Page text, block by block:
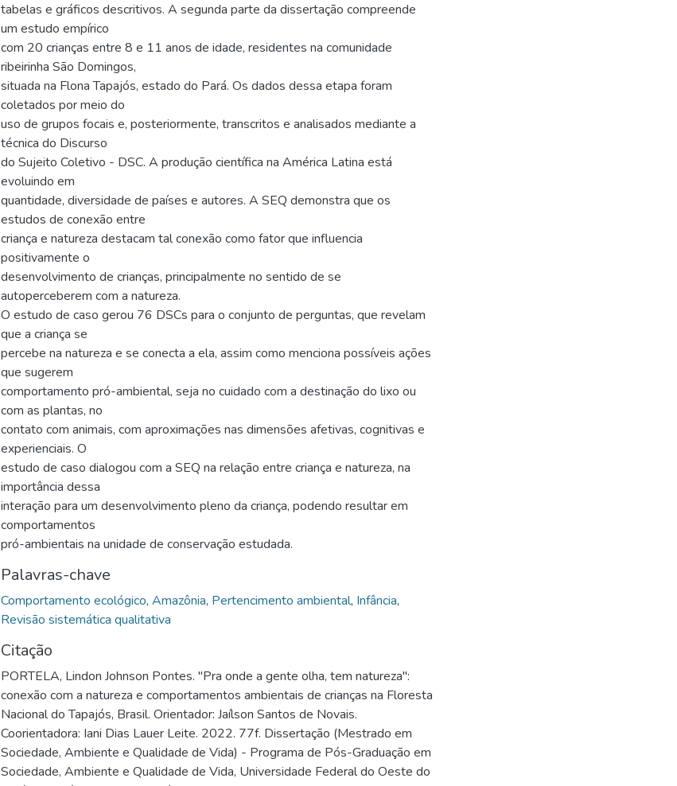
tabelas e gráficos descritivos. A segunda parte da dissertação compreende
um estudo empírico
com 20 crianças entre 8 e 11 anos de idade, residentes na comunidade
ribeirinha São Domingos,
situada na Flona Tapajós, estado do Pará. Os dados dessa etapa foram
coletados por meio do
uso de grupos focais e, posteriormente, transcritos e analisados mediante a
técnica do Discurso
do Sujeito Coletivo - DSC. A produção científica na América Latina está
evoluindo em
quantidade, diversidade de países e autores. A SEQ demonstra que os
estudos de conexão entre
criança e natureza destacam tal conexão como fator que influencia
positivamente o
desenvolvimento de crianças, principalmente no sentido de se
autoperceberem com a natureza.
O estudo de caso gerou 76 DSCs para o conjunto de perguntas, que revelam
que a criança se
percebe na natureza e se conecta a ela, assim como menciona possíveis ações
que sugerem
comportamento pró-ambiental, seja no cuidado com a destinação do lixo ou
com as plantas, no
contato com animais, com aproximações nas dimensões afetivas, cognitivas e
experienciais. O
estudo de caso dialogou com a SEQ na relação entre criança e natureza, na
importância dessa
interação para um desenvolvimento pleno da criança, podendo resultar em
comportamentos
pró-ambientais na unidade de conservação estudada.
Palavras-chave
Comportamento ecológico, Amazônia, Pertencimento ambiental, Infância,
Revisão sistemática qualitativa
Citação
PORTELA, Lindon Johnson Pontes. "Pra onde a gente olha, tem natureza":
conexão com a natureza e comportamentos ambientais de crianças na Floresta
Nacional do Tapajós, Brasil. Orientador: Jaílson Santos de Novais.
Coorientadora: Iani Dias Lauer Leite. 2022. 77f. Dissertação (Mestrado em
Sociedade, Ambiente e Qualidade de Vida) - Programa de Pós-Graduação em
Sociedade, Ambiente e Qualidade de Vida, Universidade Federal do Oeste do